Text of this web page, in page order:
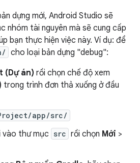
dựng mới, Android Studio sẽ
nhóm tài nguyên mà sẽ cung cấp
bạn thực hiện việc này. Ví dụ: để
cho loại bản dựng "debug":
(Dự án) rồi chọn chế độ xem
trong trình đơn thả xuống ở đầu
app/src/
vào thư mục src rồi chọn Mới >